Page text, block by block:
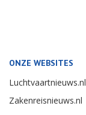
ONZE WEBSITES
Luchtvaartnieuws.nl
Zakenreisnieuws.nl